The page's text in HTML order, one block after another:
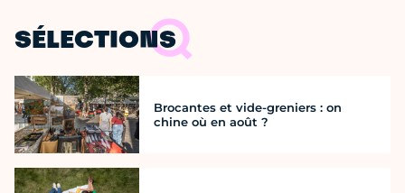
SÉLECTIONS
Brocantes et vide-greniers : on
chine où en août ?